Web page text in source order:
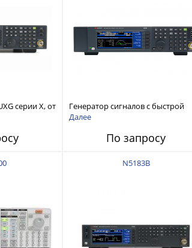
серии X, от
Генератор сигналов с быстрой
перестройкой частоты UXG серии
Далее
По запросу
N5183B